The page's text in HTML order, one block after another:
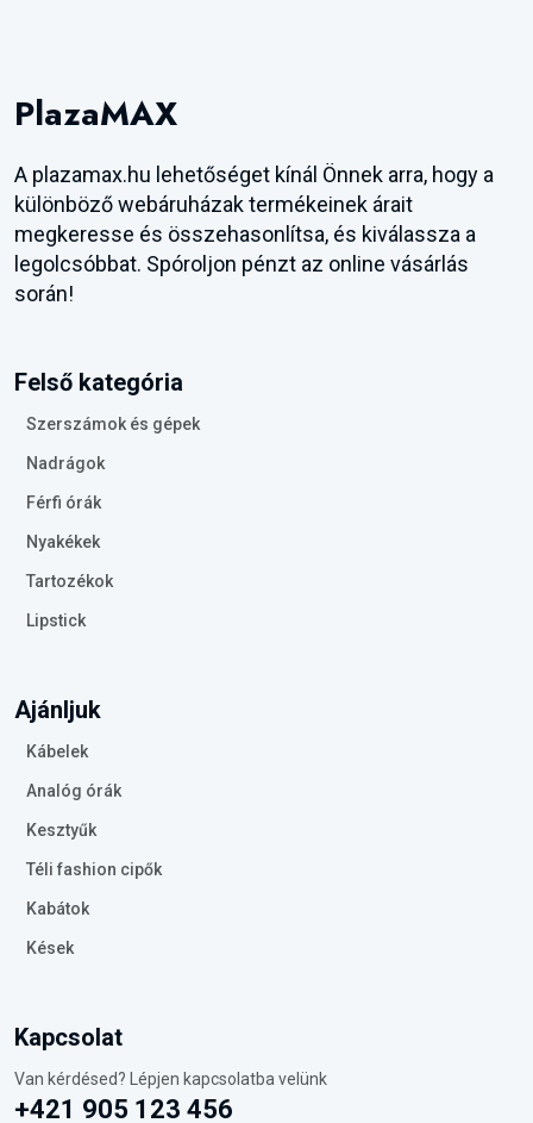
PlazaMAX
A plazamax.hu lehetőséget kínál Önnek arra, hogy a
különböző webáruházak termékeinek árait
megkeresse és összehasonlítsa, és kiválassza a
legolcsóbbat. Spóroljon pénzt az online vásárlás
során!
Felső kategória
Szerszámok és gépek
Nadrágok
Férfi órák
Nyakékek
Tartozékok
Lipstick
Ajánljuk
Kábelek
Analóg órák
Kesztyűk
Téli fashion cipők
Kabátok
Kések
Kapcsolat
Van kérdésed? Lépjen kapcsolatba velünk
+421 905 123 456